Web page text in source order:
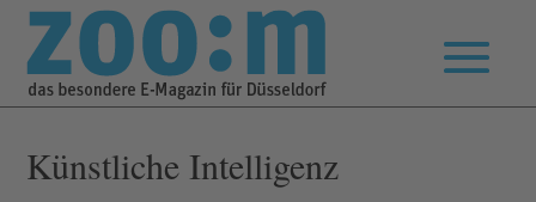
Künstliche Intelligenz